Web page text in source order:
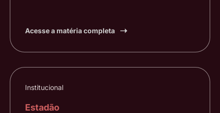
Acesse a matéria completa
Institucional
Estadão